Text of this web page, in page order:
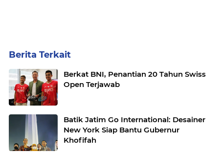
Berita Terkait
Berkat BNI, Penantian 20 Tahun Swiss
Open Terjawab
Batik Jatim Go International: Desainer
New York Siap Bantu Gubernur
Khofifah